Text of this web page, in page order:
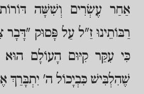
אַחַר עֶשְׂרִים וְשִׁשָּׁה
רַבּוֹתֵינוּ זַ"ל עַל פָּסוּק
כִּי עִקַּר קִיּוּם הָעוֹלָם הוּא
שֶׁהִלְבִּישׁ כִּבְיָכוֹל ה' יִתְבָּרַךְ